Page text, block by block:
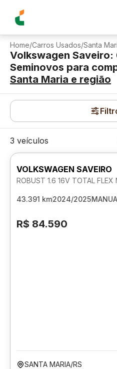
Home/Carros Usados/Santa
Volkswagen Saveiro:
Seminovos para
Santa Maria e região
3 veículos
VOLKSWAGEN SAVEIRO
ROBUST 1.6 16V TOTAL FLEX
43.391 km2024/2025
R$ 84.590
SANTA MARIA/RS